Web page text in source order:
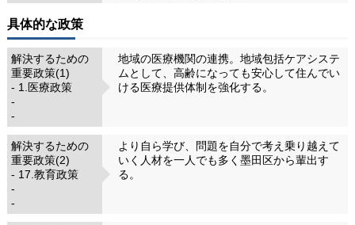
具体的な政策
解決するための
重要政策(1)
- 1.医療政策
-
-
地域の医療機関の連携。地域包括ケアシステ
ムとして、高齢になっても安心して住んでい
ける医療提供体制を強化する。
解決するための
重要政策(2)
- 17.教育政策
-
-
より自ら学び、問題を自分で考え乗り越えて
いく人材を一人でも多く墨田区から輩出す
る。